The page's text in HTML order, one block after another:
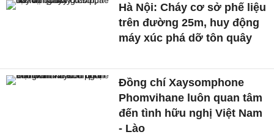
Hà Nội: Cháy cơ sở phế liệu
trên đường 25m, huy động
máy xúc phá dỡ tôn quây
Đồng chí Xaysomphone
Phomvihane luôn quan tâm
đến tình hữu nghị Việt Nam
- Lào